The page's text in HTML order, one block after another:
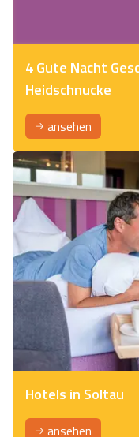
4 Gute Nacht
Heidschnucke
ansehen
Hotels in Soltau
ansehen